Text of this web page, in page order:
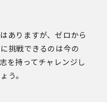
ありますが、ゼロから
挑戦できるのは今の
を持ってチャレンジし
う。